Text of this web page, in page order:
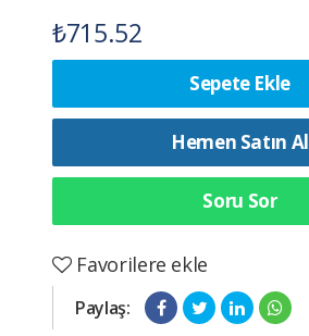
₺715.52
Sepete Ekle
Hemen Satın Al
Soru Sor
Favorilere ekle
Paylaş: